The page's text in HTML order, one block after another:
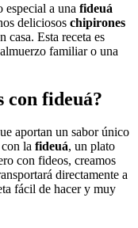
especial a una fideuá
deliciosos chipirones
casa. Esta receta es
familiar o una
con fideuá?
aportan un sabor único
la fideuá, un plato
con fideos, creamos
directamente a
fácil de hacer y muy